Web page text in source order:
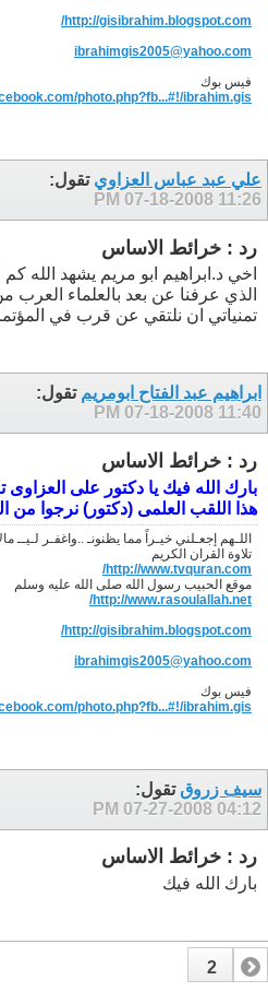
http://gisibrahim.blogspot.com/
ibrahimgis2005@yahoo.com
فيس بوك
photo.php?fb...#!/ibrahim.gis
علي عبد عباس العزاوي تقول:
07-18-2008 11:26 PM
رد : خرائط الاساس
اخي د.ابراهيم ابو مريم يشهد الله
الذي عرفنا عن بعد بالعلماء العرب
تمنياتي ان نلتقي عن قرب في
ابراهيم عبد الفتاح ابومريم تقول:
07-18-2008 11:40 PM
رد : خرائط الاساس
بارك الله فيك يا دكتور على
هذا اللقب العلمى (دكتور) نرجوا من
اللـهم إجعـلني خيـراً مما يظنونـ ..واغفـر لـيــ
تلاوة القران الكريم
http://www.tvquran.com/
موقع الحبيب رسول الله صلى الله عليه وسلم
http://www.rasoulallah.net/
http://gisibrahim.blogspot.com/
ibrahimgis2005@yahoo.com
فيس بوك
photo.php?fb...#!/ibrahim.gis
سيف زروق تقول:
07-27-2008 04:12 PM
رد : خرائط الاساس
بارك الله فيك
1
2